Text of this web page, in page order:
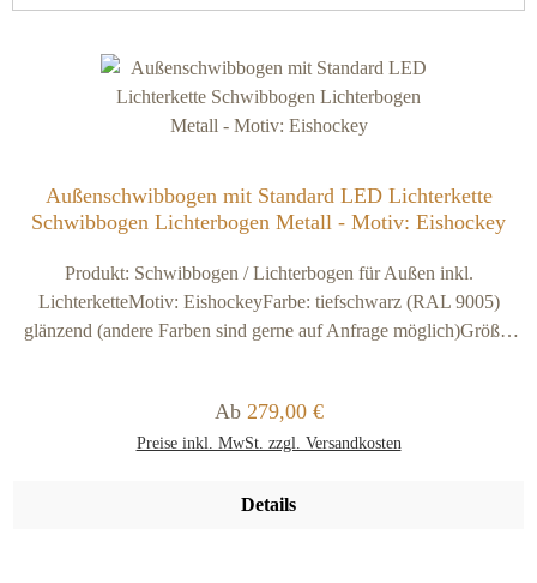
Außenschwibbogen mit Standard LED Lichterkette
Schwibbogen Lichterbogen Metall - Motiv: Eishockey
Produkt: Schwibbogen / Lichterbogen für Außen inkl.
LichterketteMotiv: EishockeyFarbe: tiefschwarz (RAL 9005)
glänzend (andere Farben sind gerne auf Anfrage möglich)Größe:
enthalten).Ausführung / Lieferumfang:Der Schwib- und
Lichterbogen wird beidseitig mit EP-Grundierungspulver (für
tiefschwarz glänzend pulverbeschichtetDer Schwibbogen ist durch
Regulärer Preis:
Ab 279,00 €
Preise inkl. MwSt. zzgl. Versandkosten
Details